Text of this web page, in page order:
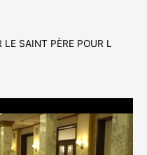
SAINT PÈRE POUR L